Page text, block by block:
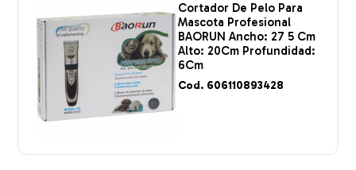
Cortador De Pelo Para
Mascota Profesional
BAORUN Ancho: 27 5 Cm
Alto: 20Cm Profundidad:
6Cm
Cod. 606110893428